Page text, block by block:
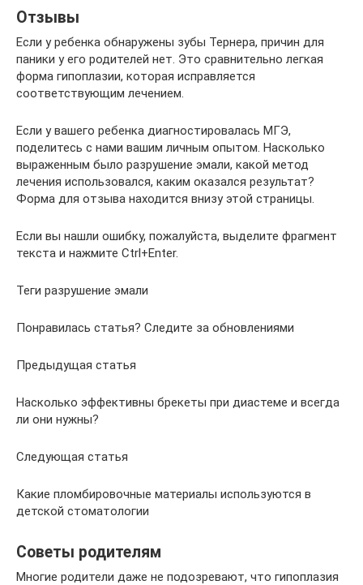
Отзывы
Если у ребенка обнаружены зубы Тернера, причин для
паники у его родителей нет. Это сравнительно легкая
форма гипоплазии, которая исправляется
соответствующим лечением.
Если у вашего ребенка диагностировалась МГЭ,
поделитесь с нами вашим личным опытом. Насколько
выраженным было разрушение эмали, какой метод
лечения использовался, каким оказался результат?
Форма для отзыва находится внизу этой страницы.
Если вы нашли ошибку, пожалуйста, выделите фрагмент
текста и нажмите Ctrl+Enter.
Теги разрушение эмали
Понравилась статья? Следите за обновлениями
Предыдущая статья
Насколько эффективны брекеты при диастеме и всегда
ли они нужны?
Следующая статья
Какие пломбировочные материалы используются в
детской стоматологии
Советы родителям
Многие родители даже не подозревают, что гипоплазия